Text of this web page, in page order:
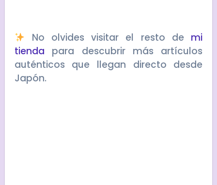
No olvides visitar el resto de mi
tienda para descubrir más artículos
auténticos que llegan directo desde
Japón.